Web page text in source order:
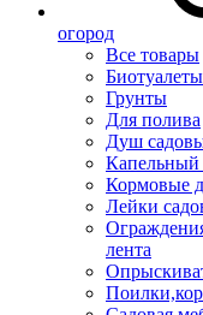
огород
Все товары
Грунты
Для полива
Душ
Капельный
Кормовые
Лейки
лента